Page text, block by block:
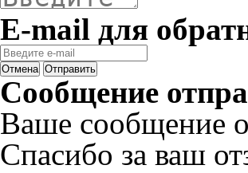
E-mail для
Отмена Отправить
Сообщение
Ваше сообщение
Спасибо за ваш